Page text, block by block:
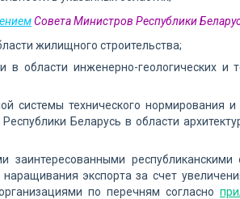
Совета Министров Республики
жилищного строительства;
в области инженерно-геологических и
системы технического нормирования
Беларусь в области
республиканскими
экспорта за счет
по перечням согласно